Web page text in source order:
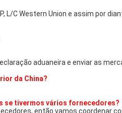
L/C Western Union e assim por
aduaneira e enviar as
da China?
se tivermos vários fornecedores?
então vamos coordenar